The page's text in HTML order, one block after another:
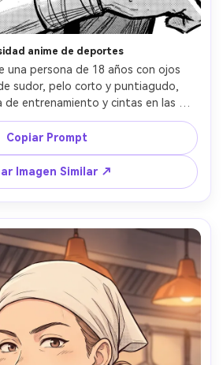
anime de deportes
una persona de 18 años con ojos
sudor, pelo corto y puntiagudo,
de entrenamiento y cintas en las
estadio con líneas de movimiento y
luz fuerte de estadio, líneas
screentones de alto contraste,
mood competitivo y enérgico,
sin texto, lente 85mm, poca
de campo --ar 4:5
Copiar Prompt
Imagen Similar ↗